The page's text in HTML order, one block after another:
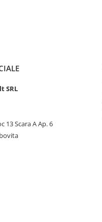
SRL
13 Scara A Ap. 6